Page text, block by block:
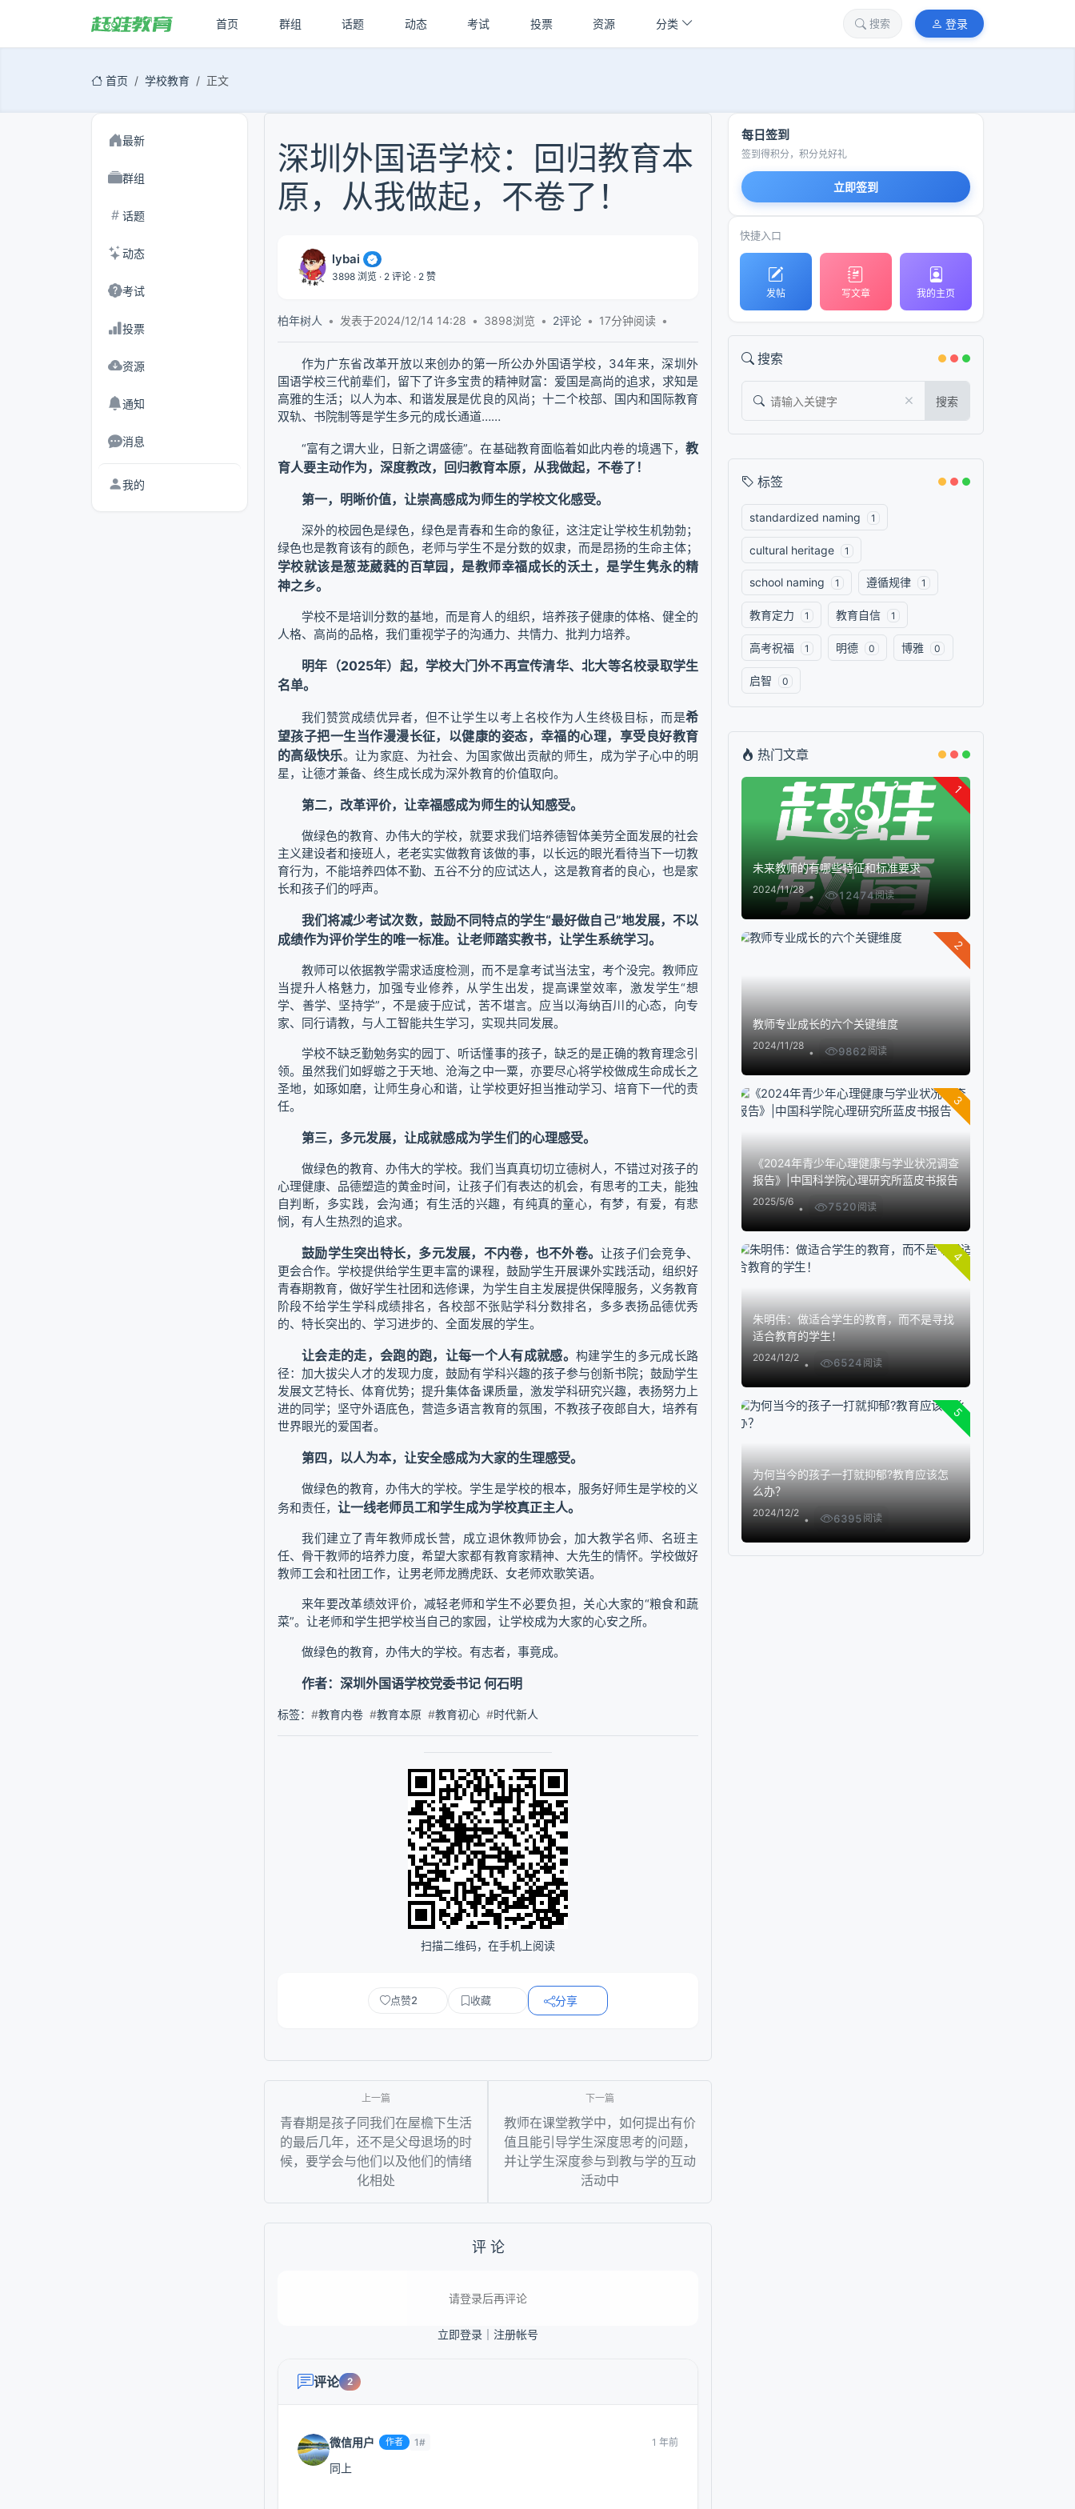
首页 群组 话题 动态 考试 投票 资源 分类 搜索 登录
首页 学校教育 正文
最新
群组
话题
动态
考试
投票
资源
通知
消息
我的
深圳外国语学校：回归教育本
原，从我做起，不卷了！
lybai
3898 浏览 · 2 评论 · 2 赞
柏年树人 发表于2024/12/14 14:28 3898浏览 2评论 17分钟阅读
作为广东省改革开放以来创办的第一所公办外国语学校，34年来，深圳外
国语学校三代前辈们，留下了许多宝贵的精神财富：爱国是高尚的追求，求知是
高雅的生活；以人为本、和谐发展是优良的风尚；十二个校部、国内和国际教育
双轨、书院制等是学生多元的成长通道……
“富有之谓大业，日新之谓盛德”。在基础教育面临着如此内卷的境遇下， 教
育人要主动作为，深度教改，回归教育本原，从我做起，不卷了！
第一，明晰价值，让崇高感成为师生的学校文化感受。
深外的校园色是绿色，绿色是青春和生命的象征，这注定让学校生机勃勃；
绿色也是教育该有的颜色，老师与学生不是分数的奴隶，而是昂扬的生命主体；
学校就该是葱茏葳蕤的百草园，是教师幸福成长的沃土，是学生隽永的精
神之乡。
学校不是培训分数的基地，而是育人的组织，培养孩子健康的体格、健全的
人格、高尚的品格，我们重视学子的沟通力、共情力、批判力培养。
明年（2025年）起，学校大门外不再宣传清华、北大等名校录取学生
名单。
我们赞赏成绩优异者，但不让学生以考上名校作为人生终极目标，而是希
望孩子把一生当作漫漫长征，以健康的姿态，幸福的心理，享受良好教育
的高级快乐。让为家庭、为社会、为国家做出贡献的师生，成为学子心中的明
星，让德才兼备、终生成长成为深外教育的价值取向。
第二，改革评价，让幸福感成为师生的认知感受。
做绿色的教育、办伟大的学校，就要求我们培养德智体美劳全面发展的社会
主义建设者和接班人，老老实实做教育该做的事，以长远的眼光看待当下一切教
育行为，不能培养四体不勤、五谷不分的应试达人，这是教育者的良心，也是家
长和孩子们的呼声。
我们将减少考试次数，鼓励不同特点的学生“最好做自己”地发展，不以
成绩作为评价学生的唯一标准。让老师踏实教书，让学生系统学习。
教师可以依据教学需求适度检测，而不是拿考试当法宝，考个没完。教师应
当提升人格魅力，加强专业修养，从学生出发，提高课堂效率，激发学生“想
学、善学、坚持学”，不是疲于应试，苦不堪言。应当以海纳百川的心态，向专
家、同行请教，与人工智能共生学习，实现共同发展。
学校不缺乏勤勉务实的园丁、听话懂事的孩子，缺乏的是正确的教育理念引
领。虽然我们如蜉蝣之于天地、沧海之中一粟，亦要尽心将学校做成生命成长之
圣地，如琢如磨，让师生身心和谐，让学校更好担当推动学习、培育下一代的责
任。
第三，多元发展，让成就感成为学生们的心理感受。
做绿色的教育、办伟大的学校。我们当真真切切立德树人，不错过对孩子的
心理健康、品德塑造的黄金时间，让孩子们有表达的机会，有思考的工夫，能独
自判断，多实践，会沟通；有生活的兴趣，有纯真的童心，有梦，有爱，有悲
悯，有人生热烈的追求。
鼓励学生突出特长，多元发展，不内卷，也不外卷。让孩子们会竞争、
更会合作。学校提供给学生更丰富的课程，鼓励学生开展课外实践活动，组织好
青春期教育，做好学生社团和选修课，为学生自主发展提供保障服务，义务教育
阶段不给学生学科成绩排名，各校部不张贴学科分数排名，多多表扬品德优秀
的、特长突出的、学习进步的、全面发展的学生。
让会走的走，会跑的跑，让每一个人有成就感。 构建学生的多元成长路
径：加大拔尖人才的发现力度，鼓励有学科兴趣的孩子参与创新书院；鼓励学生
发展文艺特长、体育优势；提升集体备课质量，激发学科研究兴趣，表扬努力上
进的同学；坚守外语底色，营造多语言教育的氛围，不教孩子夜郎自大，培养有
世界眼光的爱国者。
第四，以人为本，让安全感成为大家的生理感受。
做绿色的教育，办伟大的学校。学生是学校的根本，服务好师生是学校的义
务和责任， 让一线老师员工和学生成为学校真正主人。
我们建立了青年教师成长营，成立退休教师协会，加大教学名师、名班主
任、骨干教师的培养力度，希望大家都有教育家精神、大先生的情怀。学校做好
教师工会和社团工作，让男老师龙腾虎跃、女老师欢歌笑语。
来年要改革绩效评价，减轻老师和学生不必要负担，关心大家的“粮食和蔬
菜”。让老师和学生把学校当自己的家园，让学校成为大家的心安之所。
做绿色的教育，办伟大的学校。有志者，事竟成。
作者：深圳外国语学校党委书记 何石明
标签： #教育内卷 #教育本原 #教育初心 #时代新人
扫描二维码，在手机上阅读
点赞2 收藏 分享
青春期是孩子同我们在屋檐下生活
的最后几年，还不是父母退场的时
候，要学会与他们以及他们的情绪
化相处
教师在课堂教学中，如何提出有价
值且能引导学生深度思考的问题，
并让学生深度参与到教与学的互动
活动中
评 论
请登录后再评论
立即登录 注册帐号
评论 2
微信用户 作者 1# 1 年前
同上
每日签到
签到得积分，积分兑好礼
立即签到
快捷入口
发帖 写文章 我的主页
搜索
搜索
标签
standardized naming 1
cultural heritage 1
school naming 1 遵循规律 1
教育定力 1 教育自信 1
高考祝福 1 明德 0 博雅 0
启智 0
热门文章
1
未来教师的有哪些特征和标准要求
2024/11/28 12474阅读
2
教师专业成长的六个关键维度
2024/11/28 9862 阅读
3
《2024年青少年心理健康与学业状况调查
报告》|中国科学院心理研究所蓝皮书报告
2025/5/6 7520 阅读
4
朱明伟：做适合学生的教育，而不是寻找
适合教育的学生！
2024/12/2 6524 阅读
5
为何当今的孩子一打就抑郁?教育应该怎
么办？
2024/12/2 6395 阅读